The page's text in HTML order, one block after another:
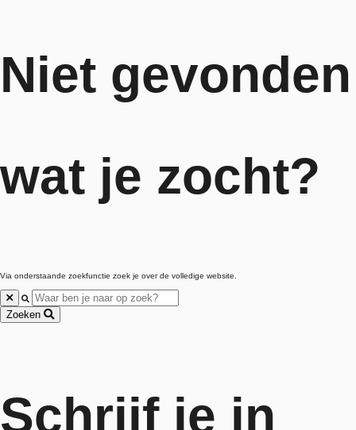
Niet gevonden
wat je zocht?
Via onderstaande zoekfunctie zoek je over de volledige website.
Sluiten
Zoeken
Schrijf je in